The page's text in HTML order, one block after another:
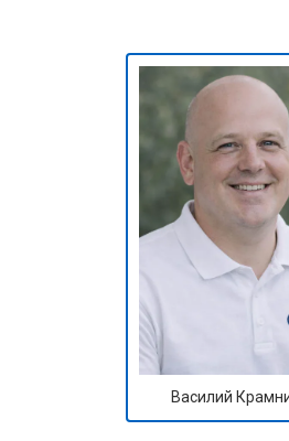
Ремонт/
Замена
Ремонт
Замена
Корпусный
Василий